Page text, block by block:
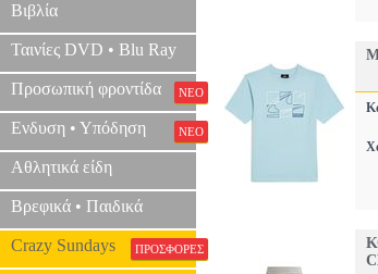
Βιβλία
Ταινίες DVD • Blu Ray
Προσωπική φροντίδα ΝΕΟ
Ενδυση • Υπόδηση ΝΕΟ
Αθλητικά είδη
Βρεφικά • Παιδικά
Crazy Sundays ΠΡΟΣΦΟΡΕΣ